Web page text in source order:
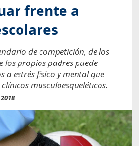
frente a
de competición, de los
los propios padres puede
a estrés físico y mental que
musculoesqueléticos.